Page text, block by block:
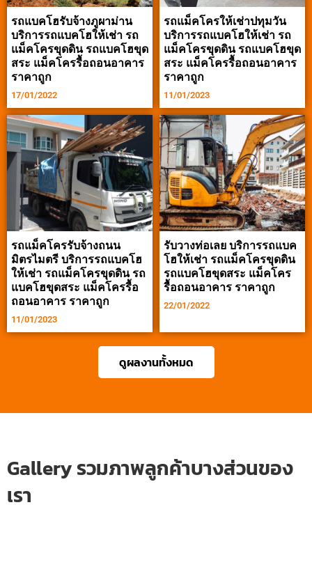
รถแบคโฮรับจ้างภูผาม่าน
บริการรถแบคโฮให้เช่า รถ
แม็คโครขุดดิน รถแบคโฮขุด
สระ แม็คโครรื้อถอนอาคาร
ราคาถูก
17/01/2022
รถแม็คโครให้เช่าปทุมวัน
บริการรถแบคโฮให้เช่า รถ
แม็คโครขุดดิน รถแบคโฮขุด
สระ แม็คโครรื้อถอนอาคาร
ราคาถูก
11/01/2023
รถแม็คโครรับจ้างถนน
มิตรไมตรี บริการรถแบคโฮ
ให้เช่า รถแม็คโครขุดดิน รถ
แบคโฮขุดสระ แม็คโครรื้อ
ถอนอาคาร ราคาถูก
11/01/2023
รับวางท่อเลย บริการรถแบค
โฮให้เช่า รถแม็คโครขุดดิน
รถแบคโฮขุดสระ แม็คโคร
รื้อถอนอาคาร ราคาถูก
22/01/2022
ดูผลงานทั้งหมด
Gallery รวมภาพลูกค้าบางส่วนของ
เรา